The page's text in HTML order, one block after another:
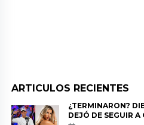
ARTICULOS RECIENTES
¿TERMINARON?
DEJÓ DE SEGUIR A